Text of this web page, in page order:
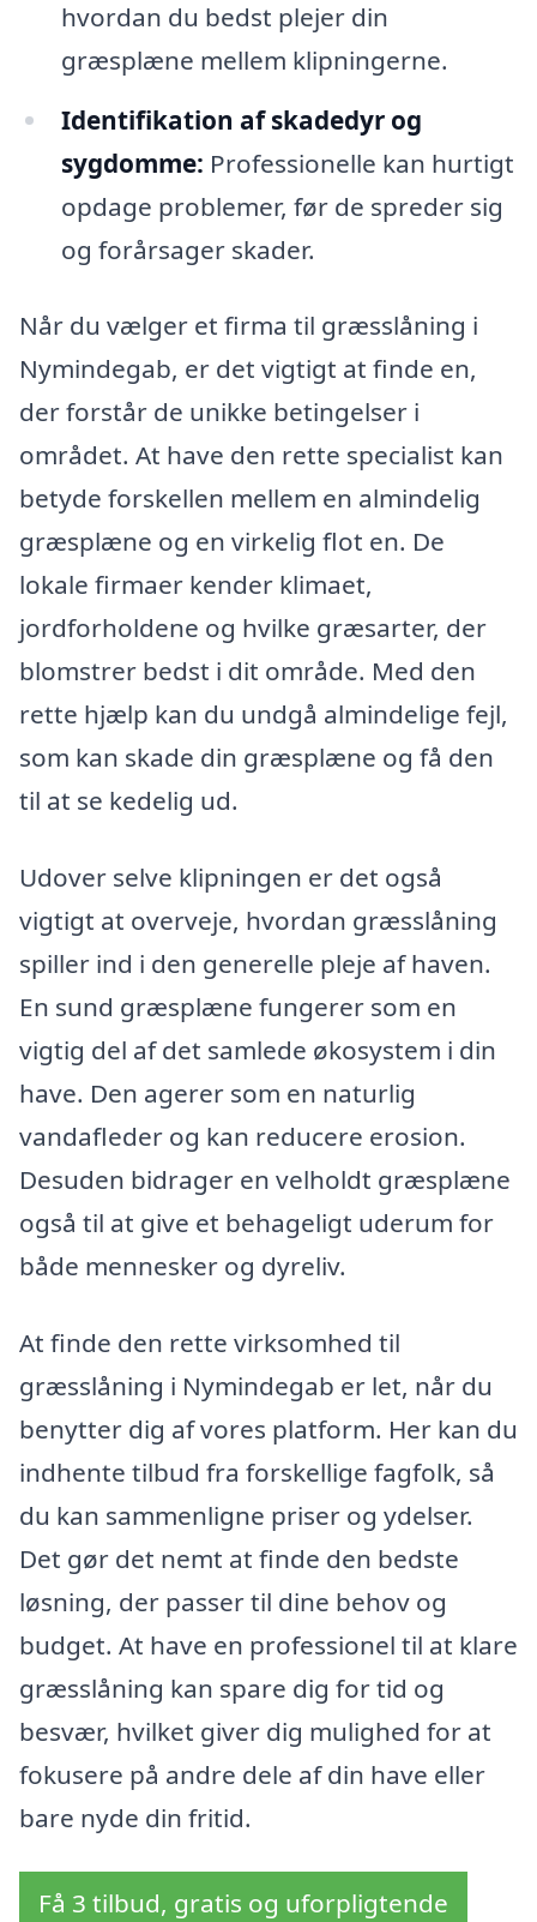
hvordan du bedst plejer din
græsplæne mellem klipningerne.
Identifikation af skadedyr og
sygdomme: Professionelle kan hurtigt
opdage problemer, før de spreder sig
og forårsager skader.
Når du vælger et firma til græsslåning i
Nymindegab, er det vigtigt at finde en,
der forstår de unikke betingelser i
området. At have den rette specialist kan
betyde forskellen mellem en almindelig
græsplæne og en virkelig flot en. De
lokale firmaer kender klimaet,
jordforholdene og hvilke græsarter, der
blomstrer bedst i dit område. Med den
rette hjælp kan du undgå almindelige fejl,
som kan skade din græsplæne og få den
til at se kedelig ud.
Udover selve klipningen er det også
vigtigt at overveje, hvordan græsslåning
spiller ind i den generelle pleje af haven.
En sund græsplæne fungerer som en
vigtig del af det samlede økosystem i din
have. Den agerer som en naturlig
vandafleder og kan reducere erosion.
Desuden bidrager en velholdt græsplæne
også til at give et behageligt uderum for
både mennesker og dyreliv.
At finde den rette virksomhed til
græsslåning i Nymindegab er let, når du
benytter dig af vores platform. Her kan du
indhente tilbud fra forskellige fagfolk, så
du kan sammenligne priser og ydelser.
Det gør det nemt at finde den bedste
løsning, der passer til dine behov og
budget. At have en professionel til at klare
græsslåning kan spare dig for tid og
besvær, hvilket giver dig mulighed for at
fokusere på andre dele af din have eller
bare nyde din fritid.
Få 3 tilbud, gratis og uforpligtende